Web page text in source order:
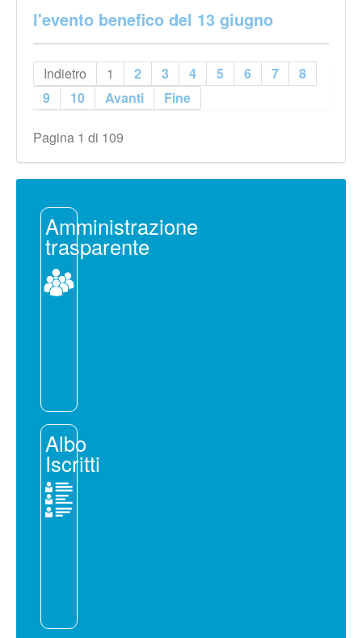
l'evento benefico del 13 giugno
Indietro 1 2 3 4 5 6 7
8
9
10 Avanti Fine
Pagina 1 di 109
Amministrazione
trasparente
Albo
Iscritti